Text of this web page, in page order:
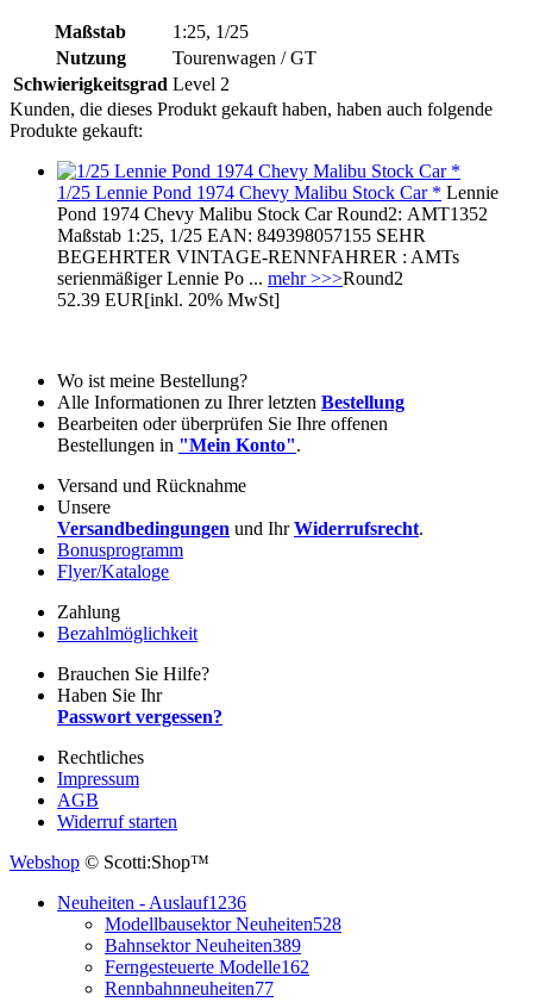
Maßstab
1:25, 1/25
Nutzung
Tourenwagen / GT
Schwierigkeitsgrad Level 2
Kunden, die dieses Produkt gekauft haben, haben auch folgende
Produkte gekauft:
1/25 Lennie Pond 1974 Chevy Malibu Stock Car * Lennie
Pond 1974 Chevy Malibu Stock Car Round2: AMT1352
Maßstab 1:25, 1/25 EAN: 849398057155 SEHR
BEGEHRTER VINTAGE-RENNFAHRER : AMTs
serienmäßiger Lennie Po ... mehr >>>Round2
52.39 EUR[inkl. 20% MwSt]
Wo ist meine Bestellung?
Alle Informationen zu Ihrer letzten Bestellung
Bearbeiten oder überprüfen Sie Ihre offenen
Bestellungen in "Mein Konto".
Versand und Rücknahme
Unsere
Versandbedingungen und IhrWiderrufsrecht.
Bonusprogramm
Flyer/Kataloge
Zahlung
Bezahlmöglichkeit
Brauchen Sie Hilfe?
Haben Sie Ihr
Passwort vergessen?
Rechtliches
Impressum
AGB
Widerruf starten
Webshop © Scotti:Shop™
Neuheiten - Auslauf1236
Modellbausektor Neuheiten528
Bahnsektor Neuheiten389
Ferngesteuerte Modelle162
Rennbahnneuheiten77